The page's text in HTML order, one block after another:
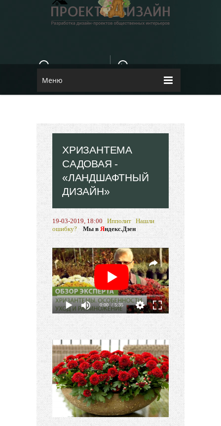
КОНТАКТЫ
E-MAIL
Меню
ХРИЗАНТЕМА
САДОВАЯ -
«ЛАНДШАФТНЫЙ
ДИЗАЙН»
19-03-2019, 18:00 Ипполит Нашли
ошибку?
Мы в Яндекс.Дзен
0:00 / 5:35